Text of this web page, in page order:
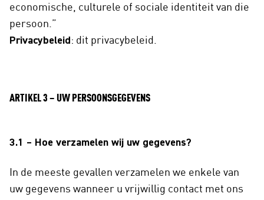
economische, culturele of sociale identiteit van die
persoon.”
Privacybeleid : dit privacybeleid.
ARTIKEL 3 – UW PERSOONSGEGEVENS
3.1 – Hoe verzamelen wij uw gegevens?
In de meeste gevallen verzamelen we enkele van
uw gegevens wanneer u vrijwillig contact met ons